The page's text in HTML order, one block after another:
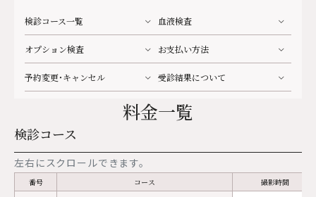
検診コース一覧 血液検査
オプション検査 お支払い方法
予約変更・キャンセル 受診結果について
料金一覧
検診コース
左右にスクロールできます。
番号 コース 撮影時間
MRI・CT検査について
料金案内
痛くない乳がん検診
脳ドック（脳検診）
検診のご予約
医療機関の皆様へ
院内見学・資料請求
プライバシーポリシー
0120-983-073
新宿三丁目駅E3出口直結